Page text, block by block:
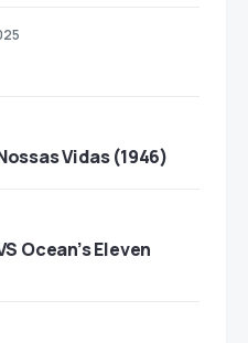
Vidas (1946)
Ocean’s Eleven